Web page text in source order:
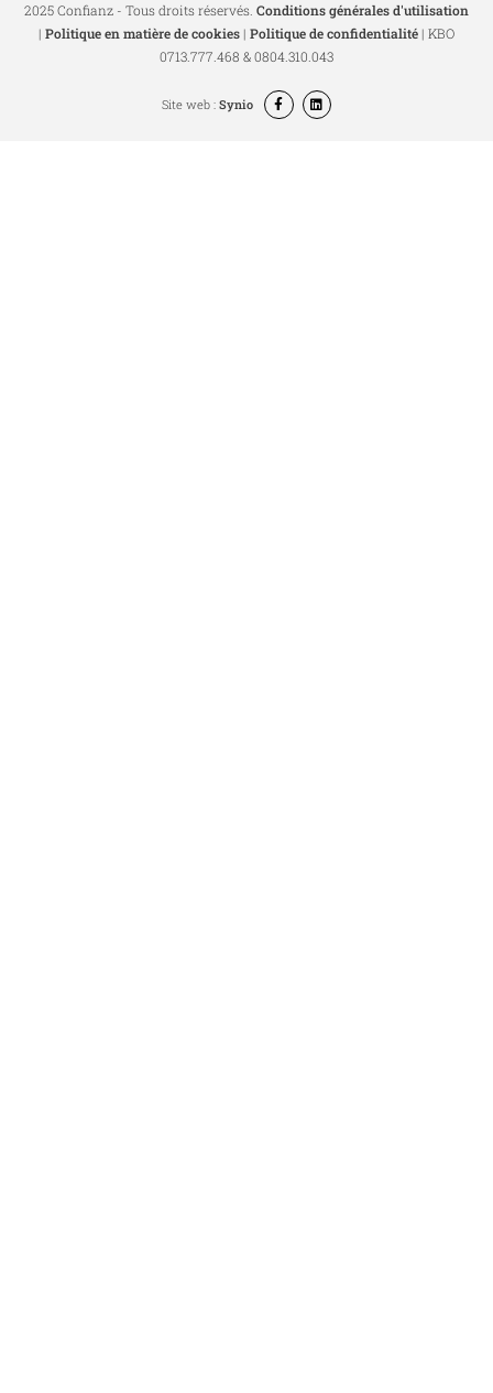
2025 Confianz - Tous droits réservés. Conditions générales d'utilisation
| Politique en matière de cookies| Politique de confidentialité| KBO
0713.777.468 & 0804.310.043
Site web :Synio